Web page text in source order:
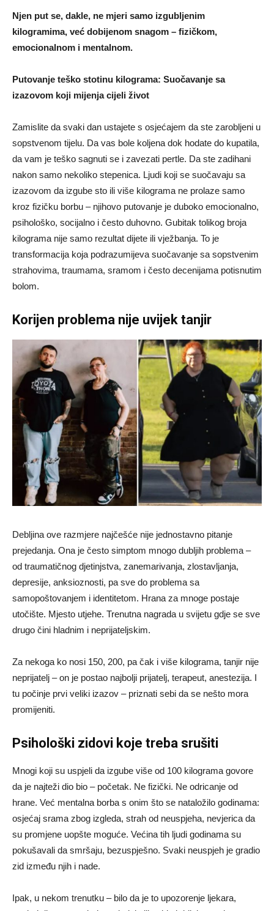
Njen put se, dakle, ne mjeri samo izgubljenim
kilogramima, već dobijenom snagom – fizičkom,
emocionalnom i mentalnom.
Putovanje teško stotinu kilograma: Suočavanje sa
izazovom koji mijenja cijeli život
Zamislite da svaki dan ustajete s osjećajem da ste zarobljeni u
sopstvenom tijelu. Da vas bole koljena dok hodate do kupatila,
da vam je teško sagnuti se i zavezati pertle. Da ste zadihani
nakon samo nekoliko stepenica. Ljudi koji se suočavaju sa
izazovom da izgube sto ili više kilograma ne prolaze samo
kroz fizičku borbu – njihovo putovanje je duboko emocionalno,
psihološko, socijalno i često duhovno. Gubitak tolikog broja
kilograma nije samo rezultat dijete ili vježbanja. To je
transformacija koja podrazumijeva suočavanje sa sopstvenim
strahovima, traumama, sramom i često decenijama potisnutim
bolom.
Korijen problema nije uvijek tanjir
Debljina ove razmjere najčešće nije jednostavno pitanje
prejedanja. Ona je često simptom mnogo dubljih problema –
od traumatičnog djetinjstva, zanemarivanja, zlostavljanja,
depresije, anksioznosti, pa sve do problema sa
samopoštovanjem i identitetom. Hrana za mnoge postaje
utočište. Mjesto utjehe. Trenutna nagrada u svijetu gdje se sve
drugo čini hladnim i neprijateljskim.
Za nekoga ko nosi 150, 200, pa čak i više kilograma, tanjir nije
neprijatelj – on je postao najbolji prijatelj, terapeut, anestezija. I
tu počinje prvi veliki izazov – priznati sebi da se nešto mora
promijeniti.
Psihološki zidovi koje treba srušiti
Mnogi koji su uspjeli da izgube više od 100 kilograma govore
da je najteži dio bio – početak. Ne fizički. Ne odricanje od
hrane. Već mentalna borba s onim što se nataložilo godinama:
osjećaj srama zbog izgleda, strah od neuspjeha, nevjerica da
su promjene uopšte moguće. Većina tih ljudi godinama su
pokušavali da smršaju, bezuspješno. Svaki neuspjeh je gradio
zid između njih i nade.
Ipak, u nekom trenutku – bilo da je to upozorenje ljekara,